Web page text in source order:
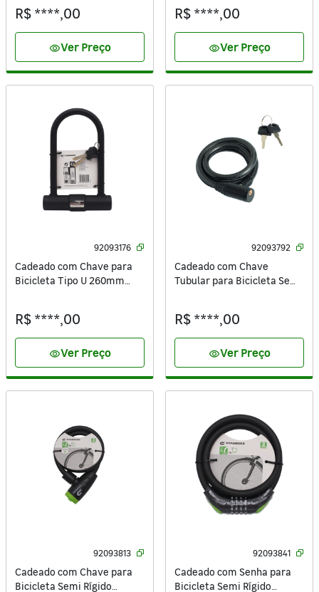
R$ ****,00
visibilityVer Preço
R$ ****,00
visibilityVer Preço
92093176
Cadeado com Chave para
Bicicleta Tipo U 260mm
R$ ****,00
visibilityVer Preço
92093792
Cadeado com Chave
Tubular para Bicicleta Semi
R$ ****,00
visibilityVer Preço
92093813
Cadeado com Chave para
Bicicleta Semi Rígido
92093841
Cadeado com Senha para
Bicicleta Semi Rígido